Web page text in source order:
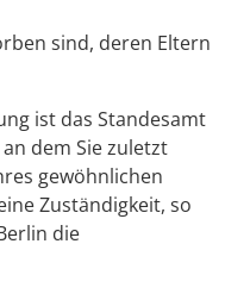
sind, deren Eltern
ist das Standesamt
dem Sie zuletzt
gewöhnlichen
Zuständigkeit, so
die